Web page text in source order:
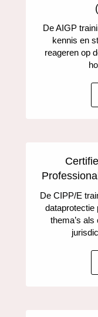
De AIGP
kennis en
reageren op
De CIPP/E
dataprotectie
thema’s